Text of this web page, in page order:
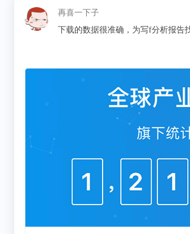
收紧流动性像是楼上的靴子，越
但只要有铸币权的国家，手是
钞，结果老成谋国的拜登上台
下，其他国家收紧流动性，就要伤
这昵称我pick了
同学推荐的o，不用去图书馆在宿舍